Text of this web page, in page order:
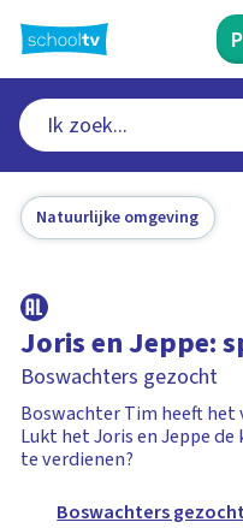
naar
hoofdinhoud
Natuurlijke omgeving
Joris en Jeppe:
Boswachters gezocht
Boswachter Tim heeft het
Lukt het Joris en Jeppe
te verdienen?
Boswachters